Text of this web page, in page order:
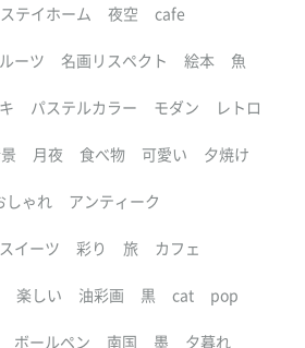
ステイホーム 夜空 cafe
ーツ 名画リスペクト 絵本 魚
パステルカラー モダン レトロ
月夜 食べ物 可愛い 夕焼け
しゃれ アンティーク
スイーツ 彩り 旅 カフェ
楽しい 油彩画 黒 cat pop
ボールペン 南国 墨 夕暮れ